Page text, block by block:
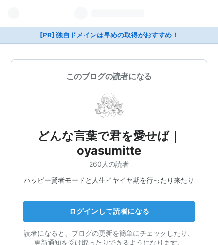
[PR] 独自ドメインは早めの取得がおすすめ！
このブログの読者になる
どんな言葉で君を愛せば｜
oyasumitte
260人の読者
ハッピー賢者モードと人生イヤイヤ期を行ったり来たり
ログインして読者になる
読者になると、ブログの更新を簡単にチェックしたり、
更新通知を受け取ったりできるようになります。